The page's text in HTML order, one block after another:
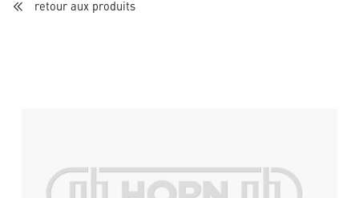
retour aux produits